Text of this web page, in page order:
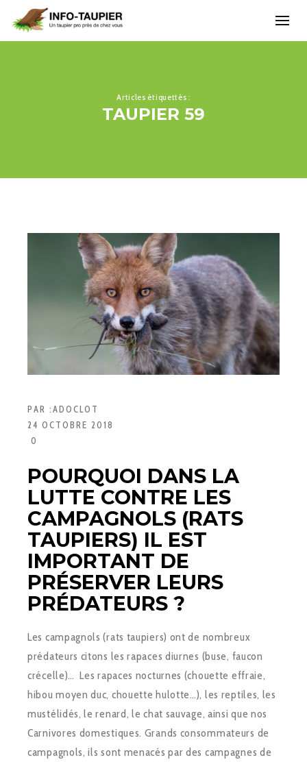
Articles étiquettés :
TAUPIER 59
PAR :ADOCLOT
24 OCTOBRE 2018
0
POURQUOI DANS LA
LUTTE CONTRE LES
CAMPAGNOLS (RATS
TAUPIERS) IL EST
IMPORTANT DE
PRÉSERVER LEURS
PRÉDATEURS ?
Les campagnols (rats taupiers) ont de nombreux
prédateurs citons les rapaces diurnes (buse, faucon
crécelle)… Les rapaces nocturnes (chouette effraie,
hibou moyen duc, chouette hulotte…), les reptiles, les
mustélidés, le renard, le chat sauvage, ainsi que nos
Carnivores domestiques. Grands consommateurs de
campagnols, ils sont menacés par des campagnes de